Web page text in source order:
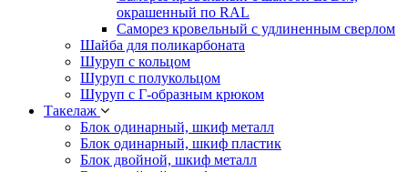
окрашенный по RAL
Саморез кровельный с удлиненным сверлом
Шайба для поликарбоната
Шуруп с кольцом
Шуруп с полукольцом
Шуруп с Г-образным крюком
Такелаж
Блок одинарный, шкиф металл
Блок одинарный, шкиф пластик
Блок двойной, шкиф металл